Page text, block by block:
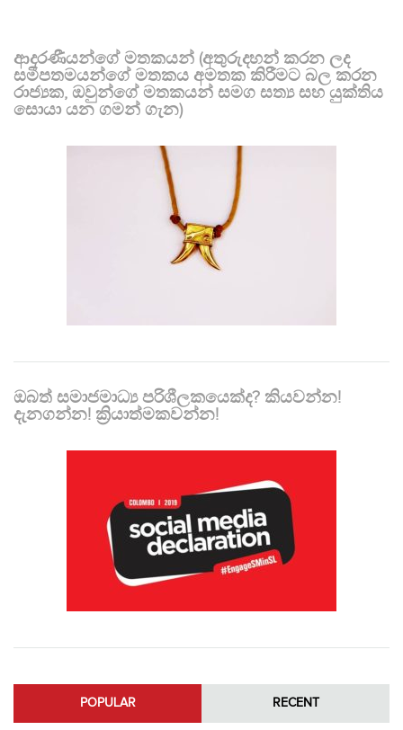
ආදරණීයන්ගේ මතකයන් (අතුරුදහන් කරන ලද
සමීපතමයන්ගේ මතකය අමතක කිරීමට බල කරන
රාජ්‍යක, ඔවුන්ගේ මතකයන් සමග සත්‍ය සහ යුක්තිය
සොයා යන ගමන් ගැන)
ඔබත් සමාජමාධ්‍ය පරිශීලකයෙක්ද? කියවන්න!
දැනගන්න! ක්‍රියාත්මකවන්න!
POPULAR RECENT